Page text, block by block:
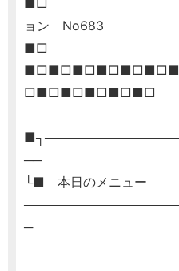
■□ 合格
ョン No683
■□
□■□■□■□■□■□
──
└■ 本日のメニュー
─